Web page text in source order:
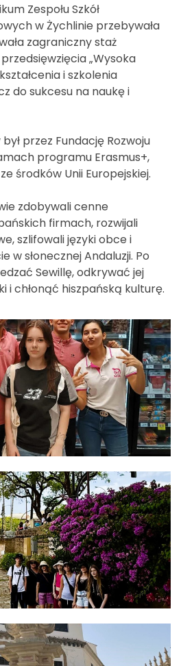
Zespołu Szkół
w Żychlinie przebywała
zagraniczny staż
„Wysoka
i szkolenia
do sukcesu na naukę i
przez Fundację Rozwoju
programu Erasmus+,
środków Unii Europejskiej.
zdobywali cenne
firmach, rozwijali
szlifowali języki obce i
w słonecznej Andaluzji. Po
Sewillę, odkrywać jej
i chłonąć hiszpańską kulturę.